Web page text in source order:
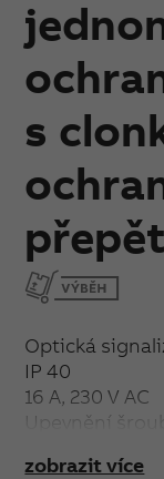
s
Optická
IP 40
16 A, 230 V AC
Upevnění
zobrazit více